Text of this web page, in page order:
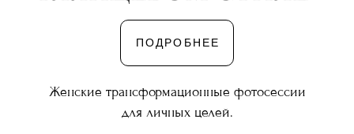
ПОДРОБНЕЕ
Женские трансформационные фотосессии
для личных целей.